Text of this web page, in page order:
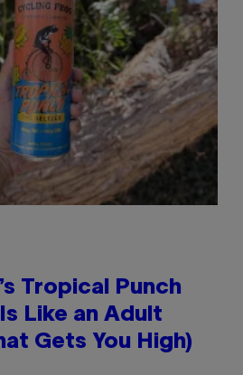
Tropical Punch
Like an Adult
Gets You High)